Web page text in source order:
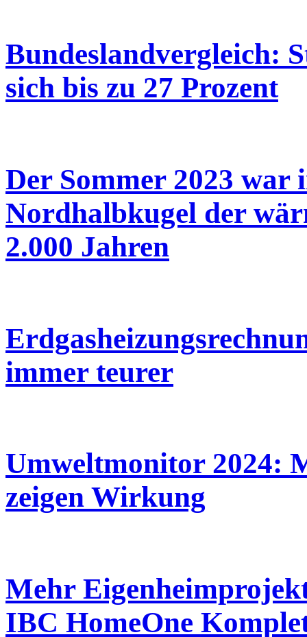
Bundeslandvergleich:
sich bis zu 27 Prozent
Der Sommer 2023 war
Nordhalbkugel der
2.000 Jahren
immer teurer
Umweltmonitor 2024:
zeigen Wirkung
Mehr
IBC HomeOne